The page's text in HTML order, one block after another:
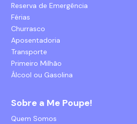
Reserva de Emergência
Férias
Churrasco
Aposentadoria
Transporte
Primeiro Milhão
Álcool ou Gasolina
Sobre a Me Poupe!
Quem Somos